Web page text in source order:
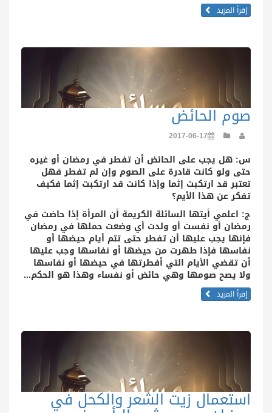
إقرأ المزيد
صوم الحائض
2017-06-17
س: هل يجب على الحائض أن تفطر في رمضان أو غيره
حتى ولو كانت قادرة على الصوم وإن لم تفطر فهل
تعتبر قد ارتكبت إثما وإذا كانت قد ارتكبت إثما فكيف
تفكر عن هذا الأيم؟
ج: اعلمي أيتها السائلة الكريمة أن المرأة إذا حاضت في
رمضان أو نفست أو ولدت أي وضعت حملها في رمضان
فإنها يجب عليها أن تفطر حتى تتم أيام حيضها أو
نفاسها فإذا طهرت من حيضها أو نفاسها وجب عليها
أن تقضي الأيام التي أفطرتها في حيضها أو نفاسها
ولا يصح صومها وهي حائض أو نفساء وهذا هو الحكم...
إقرأ المزيد
استعمال زيت الشعر والكحل في